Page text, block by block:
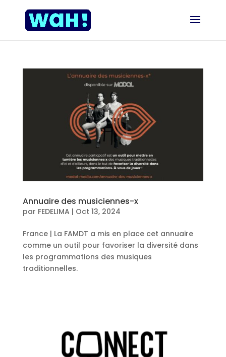
Annuaire des musiciennes-x
par FEDELIMA | Oct 13, 2024
France | La FAMDT a mis en place cet annuaire
comme un outil pour favoriser la diversité dans
les programmations des musiques
traditionnelles.